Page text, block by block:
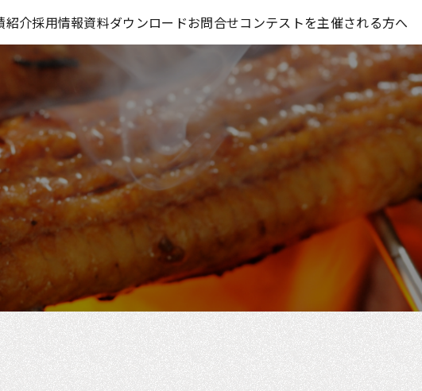
紹介採用情報資料ダウンロードお問合せコンテストを主催される方へ